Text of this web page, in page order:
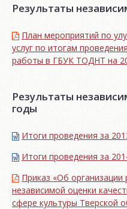
Результаты
План мероприятий по
услуг по итогам
работы в ГБУК ТОДНТ на
Результаты
годы
Итоги проведения за
Итоги проведения за
Приказ «Об
независимой оценки
сфере культуры Тверской